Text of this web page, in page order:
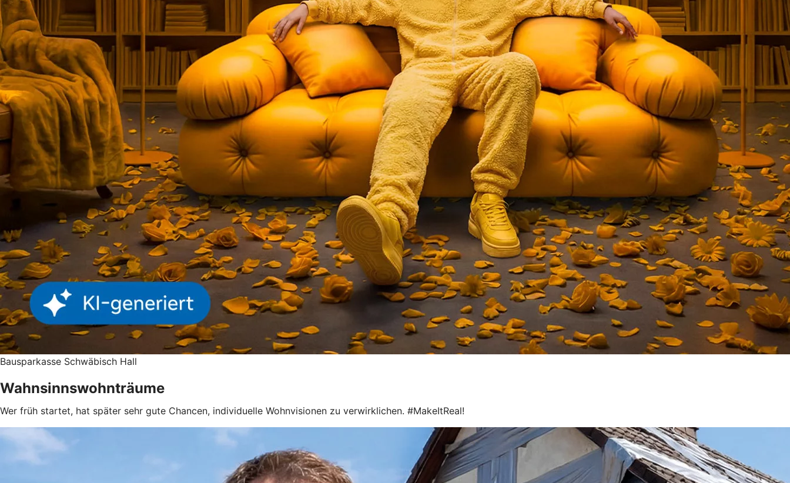
Bausparkasse Schwäbisch Hall
Wahnsinnswohnträume
Wer früh startet, hat später sehr gute Chancen, individuelle Wohnvisionen zu verwirklichen. #MakeItReal!